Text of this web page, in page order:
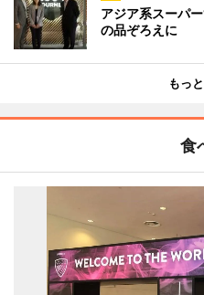
アジア系スーパ
の品ぞろえに
もっ
食